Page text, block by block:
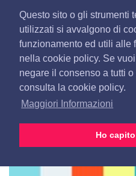
Questo sito o gli strumenti
utilizzati si avvalgono di
funzionamento ed utili alle
nella cookie policy. Se
negare il consenso a tutti
consulta la cookie policy.
Maggiori Informazioni
Ho capito
Dancing Tavolara
3775 visualizzazioni